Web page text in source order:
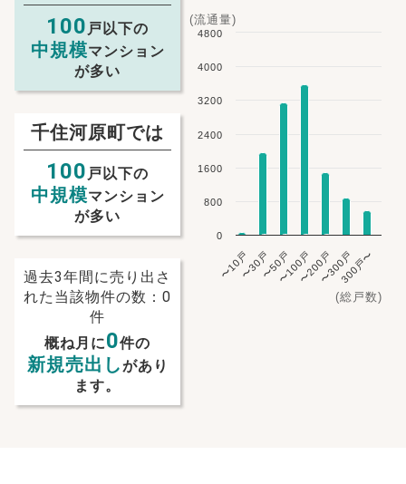
100 戸以下の
中規模マンション
が多い
千住河原町では
100 戸以下の
中規模マンション
が多い
過去3年間に売り出さ
れた当該物件の数：0
件
概ね月に0件の
新規売出しがあり
ます。
(総戸数)
(流通量)
〜10戸〜30戸〜50戸〜100戸〜200戸〜300戸300戸〜
0
800
1600
2400
3200
4000
4800